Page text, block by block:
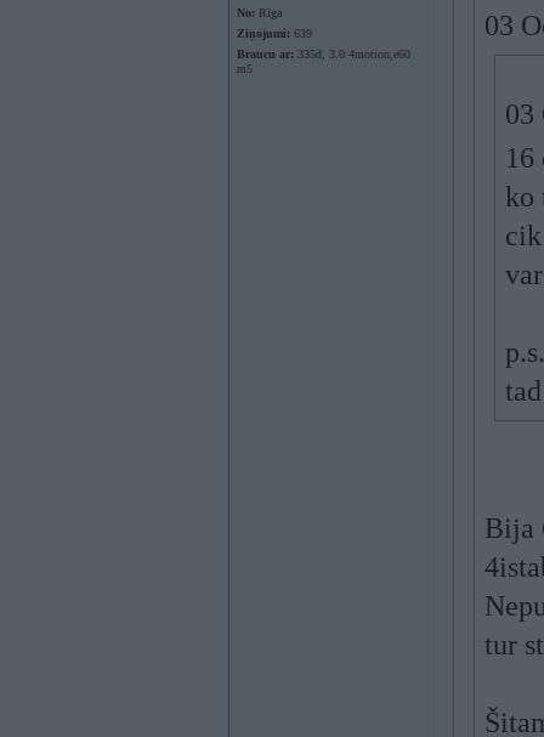
No: Rīga
Ziņojumi: 639
Braucu ar: 335d, 3.0 4motion,e60
m5
03
03
16
ko
Bija
tur